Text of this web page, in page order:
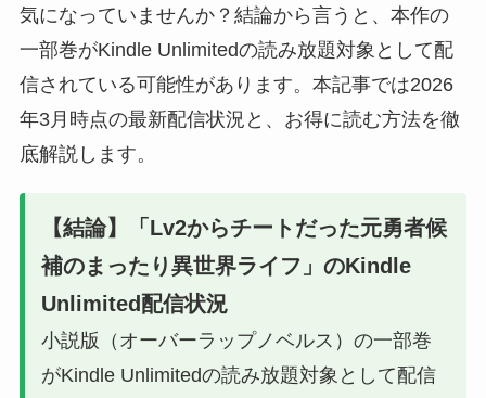
気になっていませんか？結論から言うと、本作の
一部巻がKindle Unlimitedの読み放題対象として配
信されている可能性があります。本記事では2026
年3月時点の最新配信状況と、お得に読む方法を徹
底解説します。
【結論】「Lv2からチートだった元勇者候
補のまったり異世界ライフ」のKindle
Unlimited配信状況
小説版（オーバーラップノベルス）の一部巻
がKindle Unlimitedの読み放題対象として配信